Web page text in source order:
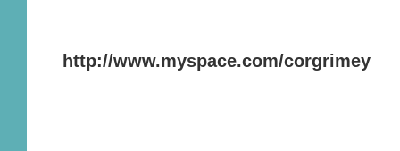
http://www.myspace.com/corgrimey